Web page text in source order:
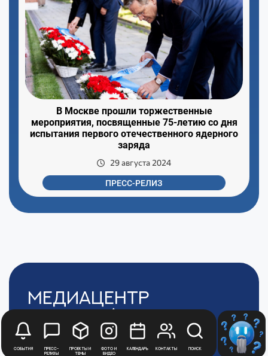
События
Пресс-
релизы
Проекты и
темы
Фото и
видео
Календарь Контакты Поиск
В Москве прошли торжественные
мероприятия, посвященные 75-летию со дня
испытания первого отечественного ядерного
заряда
29 августа 2024
ПРЕСС-РЕЛИЗ
Медиацентр
Атомной
Промышленности